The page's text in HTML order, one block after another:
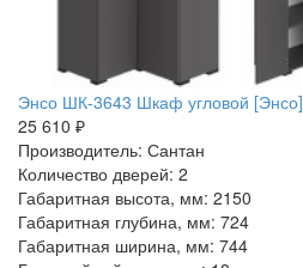
Энсо ШК-3643 Шкаф угловой [Энсо]
25 610 ₽
Производитель: Сантан
Количество дверей: 2
Габаритная высота, мм: 2150
Габаритная глубина, мм: 724
Габаритная ширина, мм: 744